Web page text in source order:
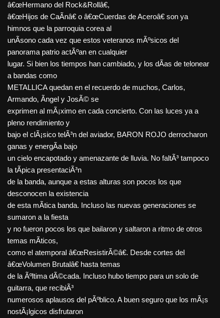
â€œHermano del Rock&Rollâ€,
â€œHijos de CaÃ­nâ€ o â€œCuerdas de Aceroâ€ son ya
himnos que la parroquia corea al
unÃ­sono cada vez que estos veteranos mÃºsicos del
panorama patrio actÃºan en cualquier
lugar. Si bien los tiempos han cambiado, y los dÃ­as de telonear
a bandas como
METALLICA quedan en el recuerdo de muchos, Carlos,
Armando, Ãngel y JosÃ© se
exprimen al mÃ¡ximo en cada concierto. Con las luces ya a
pleno rendimiento y
bajo el clÃ¡sico telÃ³n del aviador, BARON ROJO derrocharon
ganas y energÃ­a bajo
un cielo encapotado y amenazante de lluvia. No faltÃ³ tampoco
la tÃ­pica presentaciÃ³n
de la banda, aunque a estas alturas son pocos los que
desconocen la existencia
de esta mÃ­tica banda. Incluso las nuevas generaciones se
sumaron a la fiesta
y no fueron pocos los que bailaron y saltaron a ritmo de otros
temas mÃ­ticos,
como el atemporal â€œResistirÃ©â€. Desde cortes del
â€œVolumen Brutalâ€ hasta temas
de la Ãºltima dÃ©cada. Incluso hubo tiempo para un solo de
guitarra, que recibiÃ³
numerosos aplausos del pÃºblico. A buen seguro que los mÃ¡s
nostÃ¡lgicos disfrutaron